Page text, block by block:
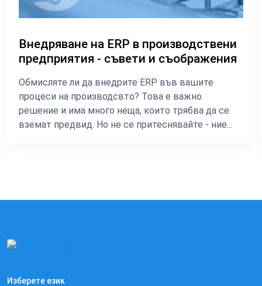
Внедряване на ERP в производствени
предприятия - съвети и съображения
Обмисляте ли да внедрите ERP във вашите
процеси на производсвто? Това е важно
решение и има много неща, които трябва да се
вземат предвид. Но не се притеснявайте - ние...
Изберете език